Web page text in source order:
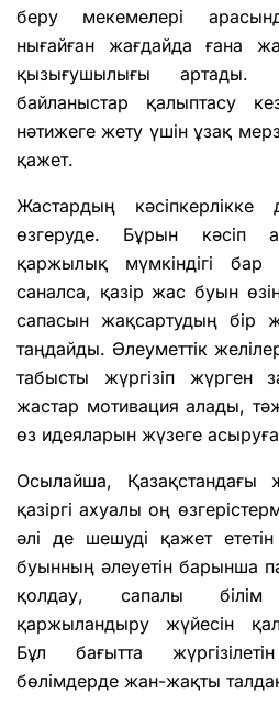
беру мекемелері
нығайған жағдайда ғана
қызығушылығы артады.
байланыстар қалыптасу
нәтижеге жету үшін ұзақ
қажет.
Жастардың
өзгеруде. Бұрын кәсіп
қаржылық мүмкіндігі
саналса, қазір жас буын
сапасын жақсартудың бір
таңдайды. Әлеуметтік
табысты жүргізіп жүрген
жастар мотивация алады,
өз идеяларын жүзеге
Осылайша, Қазақстандағы
қазіргі ахуалы оң
әлі де шешуді қажет
буынның әлеуетін барынша
қолдау, сапалы білім
қаржыландыру жүйесін
Бұл бағытта
бөлімдерде жан-жақты